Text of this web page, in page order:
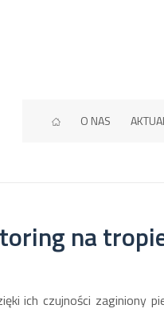
O NAS
na
ich czujności zaginiony